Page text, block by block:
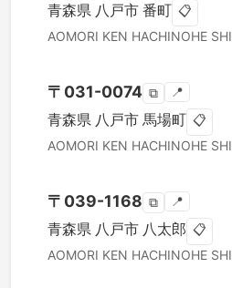
青森県 八戸市 番町 📋
AOMORI KEN HACHINOHE SHI
〒 031-0074 ⧉ 📍
青森県 八戸市 馬場町 📋
AOMORI KEN HACHINOHE SHI
〒 039-1168 ⧉ 📍
青森県 八戸市 八太郎 📋
AOMORI KEN HACHINOHE SHI